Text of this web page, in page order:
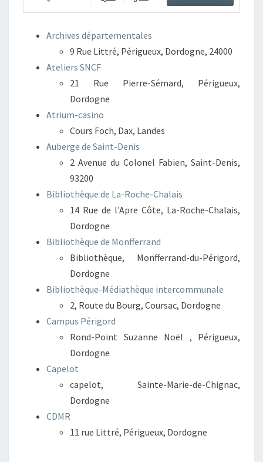
Archives départementales
9 Rue Littré, Périgueux, Dordogne, 24000
Ateliers SNCF
21 Rue Pierre-Sémard, Périgueux,
Dordogne
Atrium-casino
Cours Foch, Dax, Landes
Auberge de Saint-Denis
2 Avenue du Colonel Fabien, Saint-Denis,
93200
Bibliothèque de La-Roche-Chalais
14 Rue de l'Apre Côte, La-Roche-Chalais,
Dordogne
Bibliothèque de Monfferrand
Bibliothèque, Monfferrand-du-Périgord,
Dordogne
Bibliothèque-Médiathèque intercommunale
2, Route du Bourg, Coursac, Dordogne
Campus Périgord
Rond-Point Suzanne Noël , Périgueux,
Dordogne
Capelot
capelot, Sainte-Marie-de-Chignac,
Dordogne
CDMR
11 rue Littré, Périgueux, Dordogne